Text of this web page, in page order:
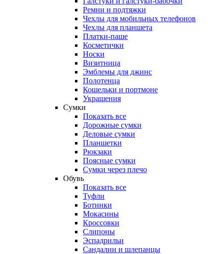
Ремни и подтяжки
Чехлы для мобильных телефонов
Чехлы для планшета
Платки-паше
Косметички
Носки
Визитница
Эмблемы для джинс
Полотенца
Кошельки и портмоне
Украшения
Сумки
Показать все
Дорожные сумки
Деловые сумки
Планшетки
Рюкзаки
Поясные сумки
Сумки через плечо
Обувь
Показать все
Туфли
Ботинки
Мокасины
Кроссовки
Слипоны
Эспадрильи
Сандалии и шлепанцы